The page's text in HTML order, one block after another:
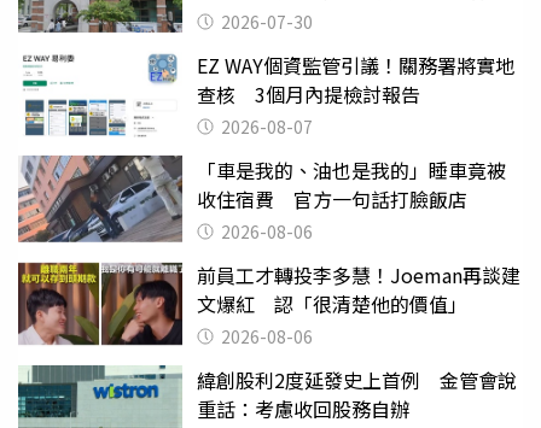
關 2026-07-30
EZ WAY個資監管引議！關務署將實地
查核 3個月內提檢討報告
2026-08-07
「車是我的、油也是我的」睡車竟被
收住宿費 官方一句話打臉飯店
2026-08-06
前員工才轉投李多慧！Joeman再談建
文爆紅 認「很清楚他的價值」
2026-08-06
緯創股利2度延發史上首例 金管會說
重話：考慮收回股務自辦